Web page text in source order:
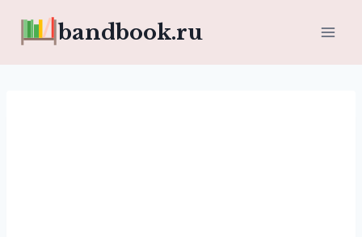
bandbook.ru